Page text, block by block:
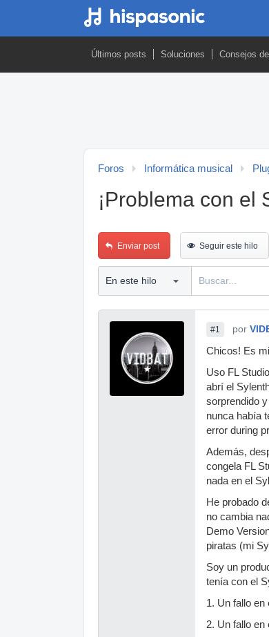
Últimos posts Soluciones Consejos
Foros Informática musical
¡Problema con el
Enviar post Seguir este hilo
#1 por
Chicos! Es
Uso FL
abrí el
sorprendido
nunca había
error during
Además,
congela FL
nada en el
He probado
no cambia
Demo
piratas (mi
Soy un
tenía con el
1. Un fallo en
2. Un fallo en